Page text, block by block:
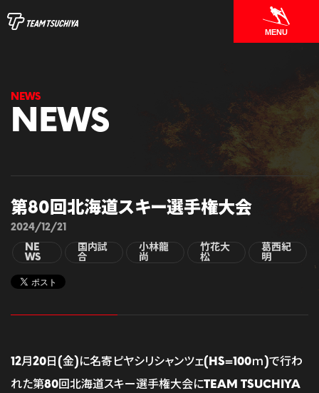
MENU
NEWS
第80回北海道スキー選手権大会
2024/12/21
NE
WS
国内試
合
小林龍
尚
竹花大
松
葛西紀
明
12月20日(金)に名寄ピヤシリシャンツェ(HS=100ｍ)で行わ
れた第80回北海道スキー選手権大会にTEAM TSUCHIYA